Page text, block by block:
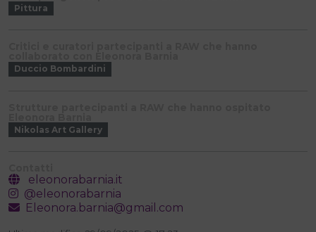
Pittura
Duccio Bombardini
Nikolas Art Gallery
eleonorabarnia.it
@eleonorabarnia
Eleonora.barnia@gmail.com